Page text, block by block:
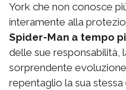
York che non conosce
interamente alla
Spider-Man a tempo
delle sue responsabilità,
sorprendente
repentaglio la sua